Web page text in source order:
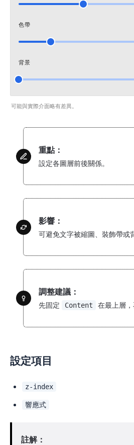
色帶
背景
可能與實際介面略有差異。
重點：
設定各圖層前後關係。
影響：
可避免文字被縮圖、裝飾帶或
調整建議：
先固定 Content 在最上層，
設定項目
z-index
響應式
註解：